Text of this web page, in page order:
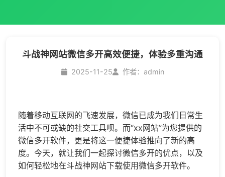
斗战神网站微信多开高效便捷，体验多重沟通
2025-11-25 作者：admin
随着移动互联网的飞速发展，微信已成为我们日常生
活中不可或缺的社交工具呗。而“xx网站”为您提供的
微信多开软件，更是将这一便捷体验推向了新的高
度。今天，就让我们一起探讨微信多开的优点，以及
如何轻松地在斗战神网站下载使用微信多开软件。